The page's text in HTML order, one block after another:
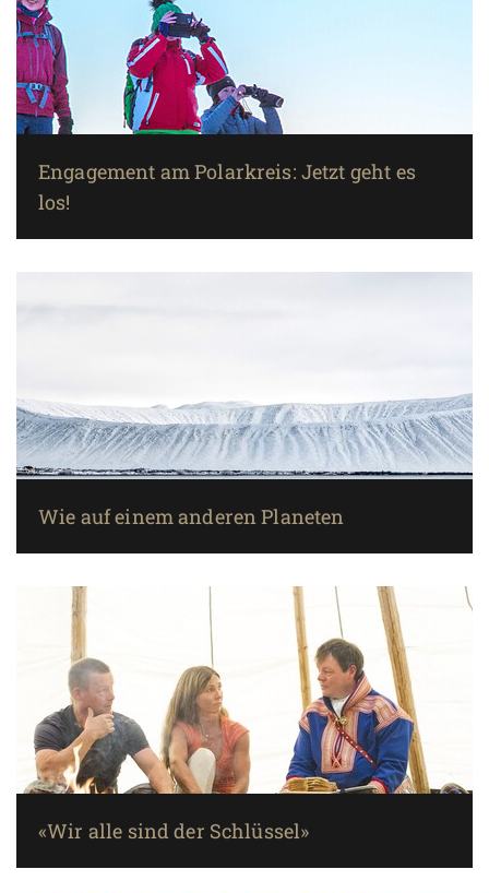
Engagement am Polarkreis: Jetzt geht es
los!
Wie auf einem anderen Planeten
«Wir alle sind der Schlüssel»